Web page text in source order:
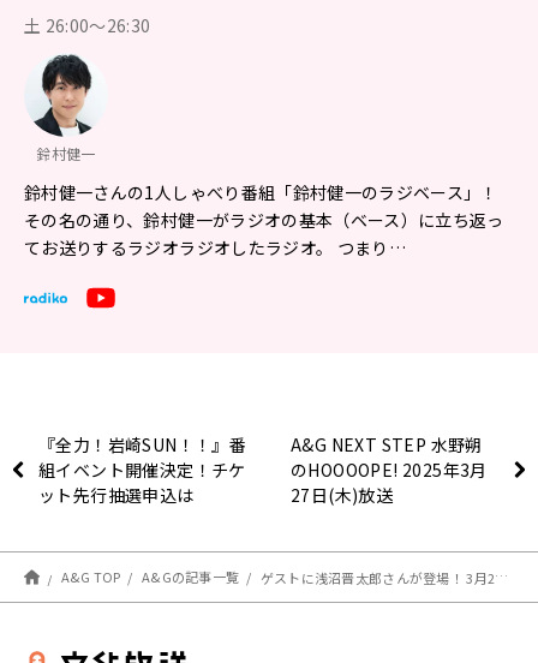
土 26:00～26:30
鈴村健一
鈴村健一さんの1人しゃべり番組「鈴村健一のラジベース」！
その名の通り、鈴村健一がラジオの基本（ベース）に立ち返っ
てお送りするラジオラジオしたラジオ。 つまり…
『全力！岩崎SUN！！』番
組イベント開催決定！チケ
ット先行抽選申込は
A&G NEXT STEP 水野朔
のHOOOOPE! 2025年3月
27日(木)放送
A&G TOP A&Gの記事一覧 ゲストに浅沼晋太郎さんが登場！ 3月28日（金）「超！Ａ＆Ｇ＋」とABEMAで放送！『鈴村健一のラジベースDUO』#50